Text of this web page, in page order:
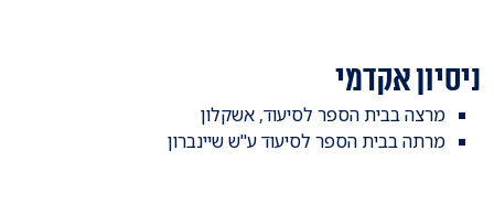
ניסיון אקדמי
מרצה בבית הספר לסיעוד, אשקלון
מרתה בבית הספר לסיעוד ע"ש שיינברון